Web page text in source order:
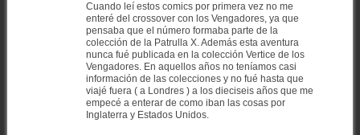
Cuando leí estos comics por primera vez no me
enteré del crossover con los Vengadores, ya que
pensaba que el número formaba parte de la
colección de la Patrulla X. Además esta aventura
nunca fué publicada en la colección Vertice de los
Vengadores. En aquellos años no teníamos casi
información de las colecciones y no fué hasta que
viajé fuera ( a Londres ) a los dieciseis años que me
empecé a enterar de como iban las cosas por
Inglaterra y Estados Unidos.